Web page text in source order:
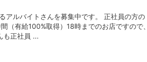
アルバイトさんを募集中です。 正社員の方の
（有給100%取得）18時までのお店ですので、
も正社員 ...